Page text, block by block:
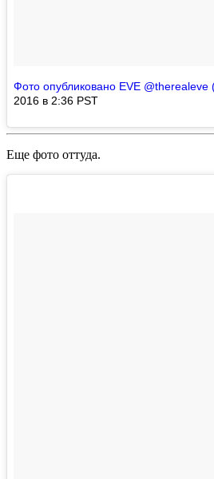
Фото опубликовано EVE @therealeve
2016 в 2:36 PST
Еще фото оттуда.